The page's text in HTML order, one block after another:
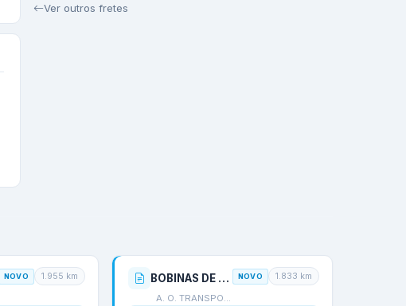
Ver outros fretes
NOVO 1.955 km BOBINAS DE PAPEL
A. O. TRANSPORTES
NOVO 1.833 km